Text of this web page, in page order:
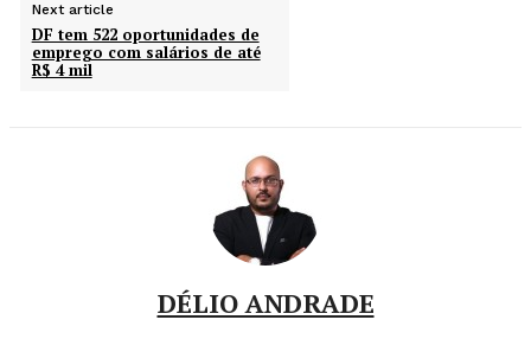
Next article
DF tem 522 oportunidades de
emprego com salários de até
R$ 4 mil
DÉLIO ANDRADE